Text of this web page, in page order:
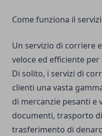
Come funziona il
Un servizio di corriere
veloce ed efficiente
Di solito, i servizi di
clienti una vasta
di mercanzie pesanti e
documenti, trasporto
trasferimento di